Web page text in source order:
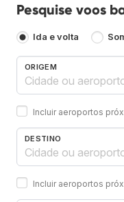
Pesquise voos
Ida e volta
ORIGEM
Incluir aeroportos
DESTINO
Incluir aeroportos